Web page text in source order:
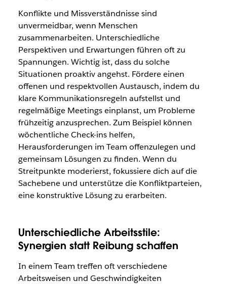
Konflikte und Missverständnisse sind
unvermeidbar, wenn Menschen
zusammenarbeiten. Unterschiedliche
Perspektiven und Erwartungen führen oft zu
Spannungen. Wichtig ist, dass du solche
Situationen proaktiv angehst. Fördere einen
offenen und respektvollen Austausch, indem du
klare Kommunikationsregeln aufstellst und
regelmäßige Meetings einplanst, um Probleme
frühzeitig anzusprechen. Zum Beispiel können
wöchentliche Check-ins helfen,
Herausforderungen im Team offenzulegen und
gemeinsam Lösungen zu finden. Wenn du
Streitpunkte moderierst, fokussiere dich auf die
Sachebene und unterstütze die Konfliktparteien,
eine konstruktive Lösung zu erarbeiten.
Unterschiedliche Arbeitsstile:
Synergien statt Reibung schaffen
In einem Team treffen oft verschiedene
Arbeitsweisen und Geschwindigkeiten